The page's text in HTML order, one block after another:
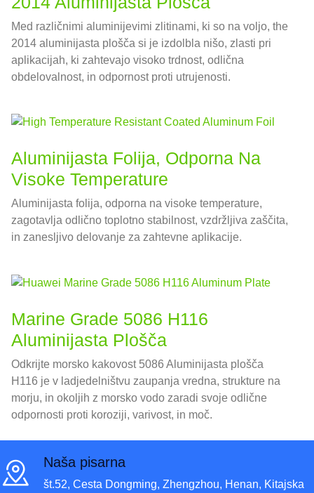
Med različnimi aluminijevimi zlitinami, ki so na voljo, the
2014 aluminijasta plošča si je izdolbla nišo, zlasti pri
aplikacijah, ki zahtevajo visoko trdnost, odlična
obdelovalnost, in odpornost proti utrujenosti.
Aluminijasta Folija, Odporna Na
Visoke Temperature
Aluminijasta folija, odporna na visoke temperature,
zagotavlja odlično toplotno stabilnost, vzdržljiva zaščita,
in zanesljivo delovanje za zahtevne aplikacije.
Marine Grade 5086 H116
Aluminijasta Plošča
Odkrijte morsko kakovost 5086 Aluminijasta plošča
H116 je v ladjedelništvu zaupanja vredna, strukture na
morju, in okoljih z morsko vodo zaradi svoje odlične
odpornosti proti koroziji, varivost, in moč.
Naša pisarna
št.52, Cesta Dongming, Zhengzhou, Henan, Kitajska